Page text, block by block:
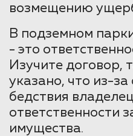
возмещению
В подземном
- это
Изучите договор,
указано, что из-за
бедствия
ответственности
имущества.